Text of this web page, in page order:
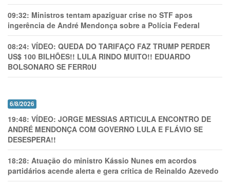
09:32: Ministros tentam apaziguar crise no STF apos
ingerência de André Mendonça sobre a Polícia Federal
08:24: VÍDEO: QUEDA DO TARIFAÇO FAZ TRUMP PERDER
US$ 100 BILHÕES!! LULA RINDO MUITO!! EDUARDO
BOLSONARO SE FERR0U
6/8/2026
19:48: VÍDEO: JORGE MESSIAS ARTICULA ENCONTRO DE
ANDRÉ MENDONÇA COM GOVERNO LULA E FLÁVIO SE
DESESPERA!!
18:28: Atuação do ministro Kássio Nunes em acordos
partidários acende alerta e gera crítica de Reinaldo Azevedo